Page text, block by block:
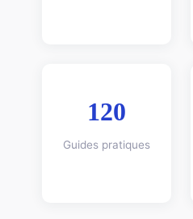
120
Guides pratiques